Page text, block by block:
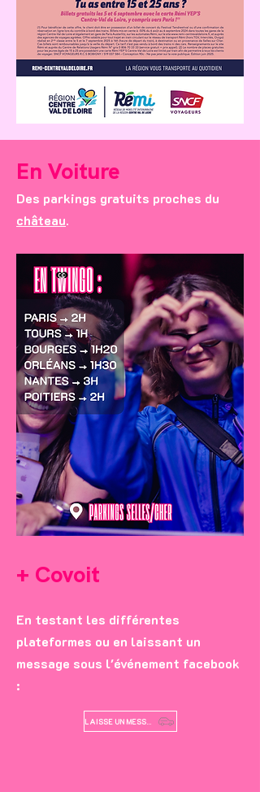
En Voiture
Des parkings gratuits proches du
château.
+ Covoit
En testant les différentes
plateformes ou en laissant un
message sous l'événement facebook
: